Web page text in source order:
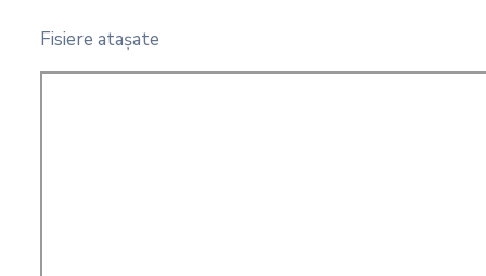
Fisiere ataşate